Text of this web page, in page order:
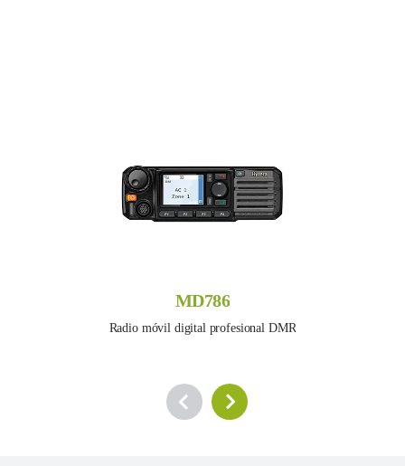
MD786
Radio móvil digital profesional DMR